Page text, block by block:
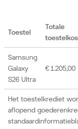
Toestel
Totale
Het toestelkrediet
aflopend
Samsung
Galaxy
S26 Ultra
€ 1.205,00